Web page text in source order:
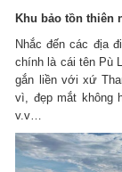
Khu bảo tồn thiên
Nhắc đến các địa
chính là cái tên Pù
gắn liền với xứ
vì, đẹp mắt không
v.v…